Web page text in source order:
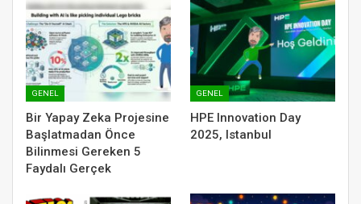
GENEL
Bir Yapay Zeka Projesine
Başlatmadan Önce
Bilinmesi Gereken 5
Faydalı Gerçek
GENEL
HPE Innovation Day
2025, Istanbul